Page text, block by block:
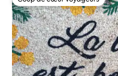
Coup de cœur voyageurs